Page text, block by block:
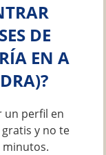
DE
EN A
un perfil en
y no te
minutos.